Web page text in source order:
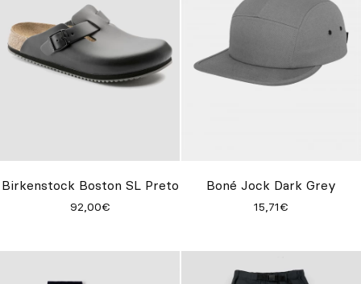
Birkenstock Boston SL Preto
92,00€
Boné Jock Dark Grey
15,71€